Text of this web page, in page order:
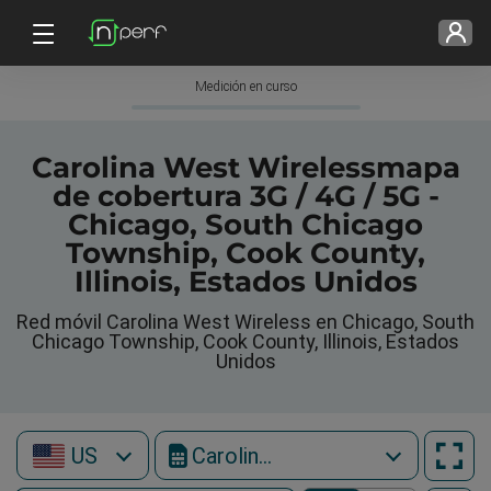
Medición en curso
Carolina West Wirelessmapa
de cobertura 3G / 4G / 5G -
Chicago, South Chicago
Township, Cook County,
Illinois, Estados Unidos
Red móvil Carolina West Wireless en Chicago, South
Chicago Township, Cook County, Illinois, Estados
Unidos
US Carolina West Wireless